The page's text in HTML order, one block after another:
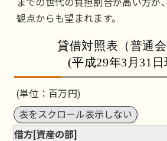
までの世代の負担割合が高い方が
観点からも望まれます。
貸借対照表（普通会
(平成29年3月31日
(単位：百万円)
表をスクロール表示しない
借方[資産の部]